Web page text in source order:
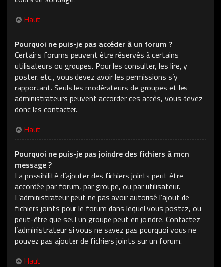
Haut
Pourquoi ne puis-je pas accéder à un forum ?
Certains forums peuvent être réservés à certains
utilisateurs ou groupes. Pour les consulter, les lire, y
poster, etc., vous devez avoir les permissions s’y
rapportant. Seuls les modérateurs de groupes et les
administrateurs peuvent accorder ces accès, vous devez
donc les contacter.
Haut
Pourquoi ne puis-je pas joindre des fichiers à mon
message ?
La possibilité d’ajouter des fichiers joints peut être
accordée par forum, par groupe, ou par utilisateur.
L’administrateur peut ne pas avoir autorisé l’ajout de
fichiers joints pour le forum dans lequel vous postez, ou
peut-être que seul un groupe peut en joindre. Contactez
l’administrateur si vous ne savez pas pourquoi vous ne
pouvez pas ajouter de fichiers joints sur un forum.
Haut